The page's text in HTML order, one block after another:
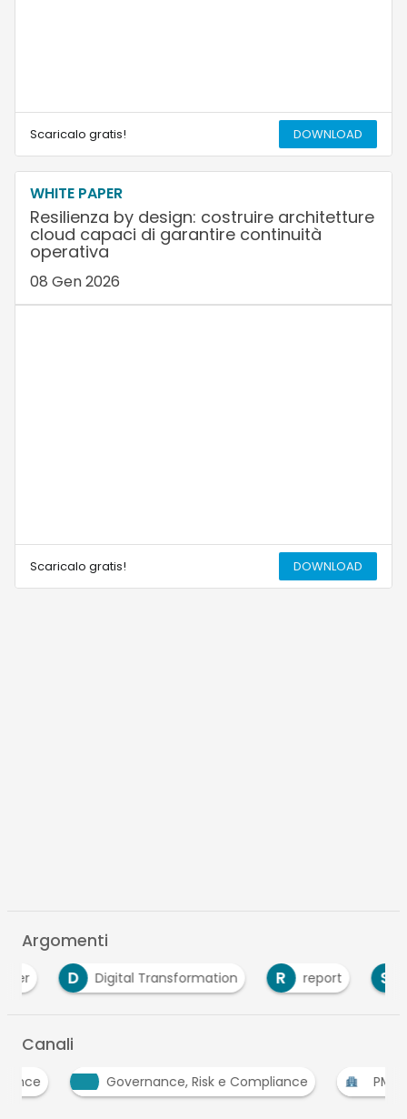
Scaricalo gratis! DOWNLOAD
WHITE PAPER
Resilienza by design: costruire architetture
cloud capaci di garantire continuità
operativa
08 Gen 2026
Scaricalo gratis! DOWNLOAD
Argomenti
D
Digital Transformation R report S
Canali
Governance, Risk e Compliance PMI